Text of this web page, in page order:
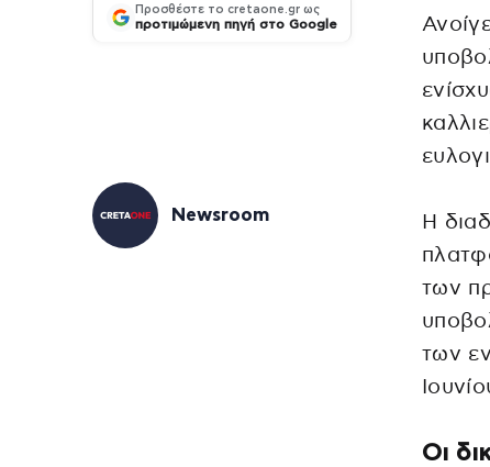
Προσθέστε το cretaone.gr ως
προτιμώμενη πηγή στο Google
Newsroom
Η
των
των
Οι